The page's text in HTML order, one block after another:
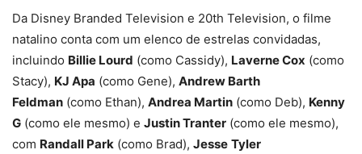
Da Disney Branded Television e 20th Television, o filme
natalino conta com um elenco de estrelas convidadas,
incluindo Billie Lourd (como Cassidy), Laverne Cox (como
Stacy), KJ Apa (como Gene), Andrew Barth
Feldman (como Ethan), Andrea Martin (como Deb), Kenny
G (como ele mesmo) e Justin Tranter (como ele mesmo),
com Randall Park (como Brad), Jesse Tyler